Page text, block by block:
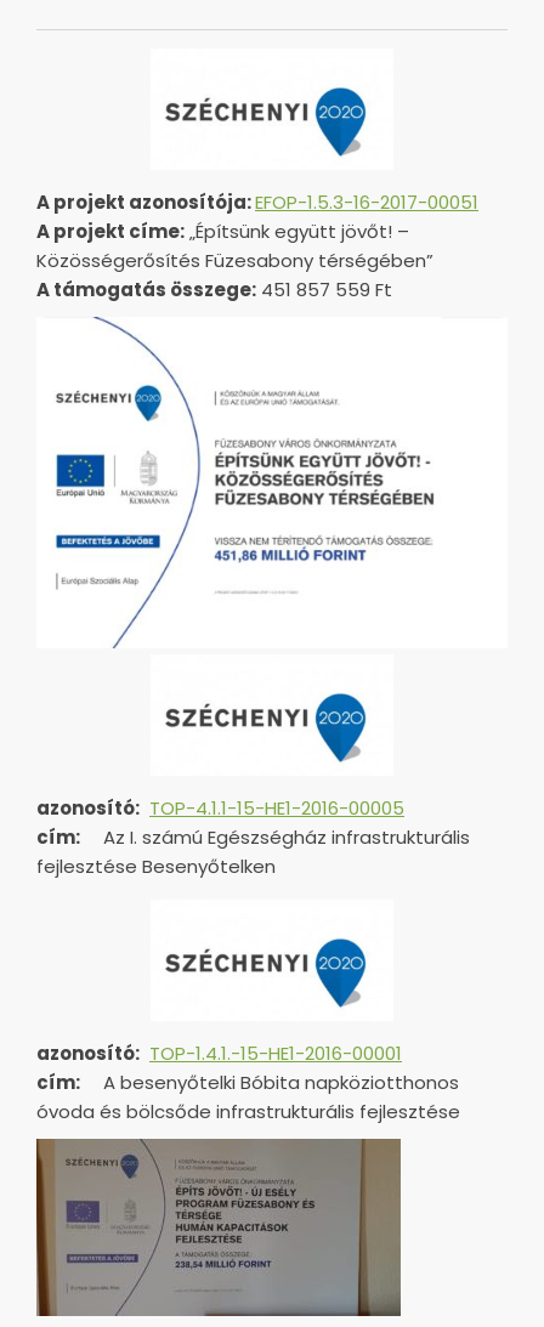
A projekt azonosítója:EFOP-1.5.3-16-2017-00051
A projekt címe:„Építsünk együtt jövőt! –
Közösségerősítés Füzesabony térségében”
A támogatás összege: 451 857 559 Ft
azonosító: TOP-4.1.1-15-HE1-2016-00005
cím:
Az I. számú Egészségház infrastrukturális
fejlesztése Besenyőtelken
azonosító: TOP-1.4.1.-15-HE1-2016-00001
cím:
A besenyőtelki Bóbita napköziotthonos
óvoda és bölcsőde infrastrukturális fejlesztése